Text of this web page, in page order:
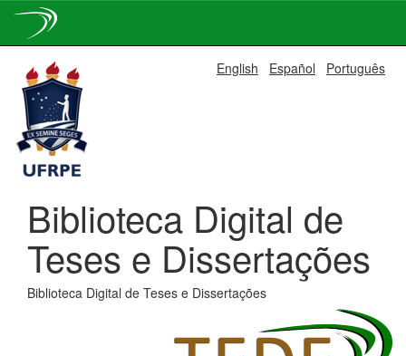
navigation
English Español Português
Biblioteca Digital de
Teses e Dissertações
Biblioteca Digital de Teses e Dissertações